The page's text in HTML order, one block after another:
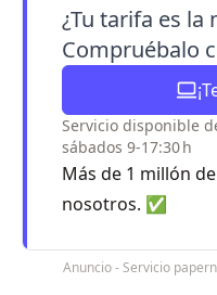
¿Tu tarifa es la
Compruébalo
Servicio disponible
sábados 9-17:30 h
Más de 1 millón
nosotros. ✅
Anuncio - Servicio